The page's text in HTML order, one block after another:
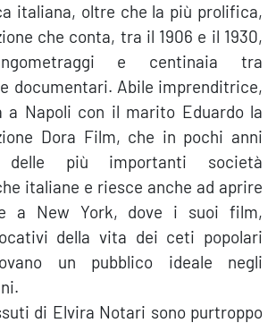
italiana, oltre che la più prolifica,
che conta, tra il 1906 e il 1930,
e centinaia tra
documentari. Abile imprenditrice,
a Napoli con il marito Eduardo la
Dora Film, che in pochi anni
delle più importanti società
italiane e riesce anche ad aprire
a New York, dove i suoi film,
della vita dei ceti popolari
un pubblico ideale negli
di Elvira Notari sono purtroppo